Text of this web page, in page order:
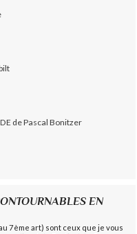
de Pascal Bonitzer
EN
7ème art) sont ceux que je vous